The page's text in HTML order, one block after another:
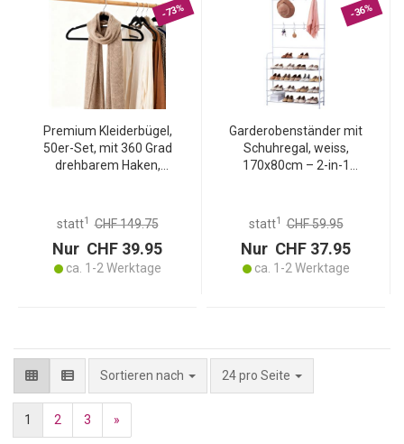
-73%
Premium Kleiderbügel,
50er-Set, mit 360 Grad
drehbarem Haken,
Krawatten, Gürtel oder
statt1 CHF 149.75
Nur CHF 39.95
ca. 1-2 Werktage
-36%
Garderobenständer mit
Schuhregal, weiss,
170x80cm – 2-in-1
Schuhablage, funktional
statt1 CHF 59.95
Nur CHF 37.95
ca. 1-2 Werktage
Sortieren nach 24 pro Seite
1 2 3 »